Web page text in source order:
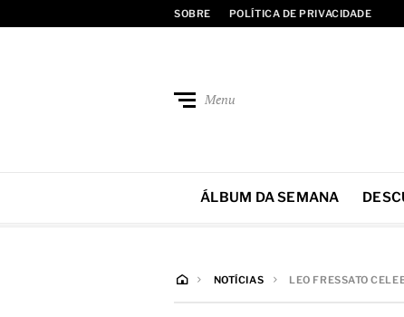
SOBRE POLÍTICA DE PRIVACIDADE
Menu
ÁLBUM DA SEMANA
NOTÍCIAS LEO FRESSATO